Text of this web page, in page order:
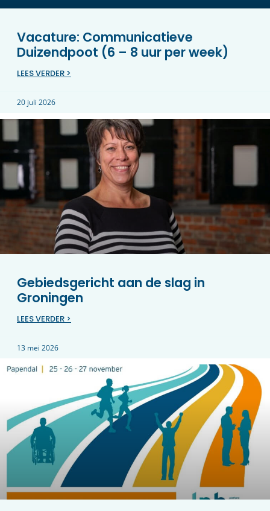
Vacature: Communicatieve
Duizendpoot (6 – 8 uur per week)
LEES VERDER >
20 juli 2026
Gebiedsgericht aan de slag in
Groningen
LEES VERDER >
13 mei 2026